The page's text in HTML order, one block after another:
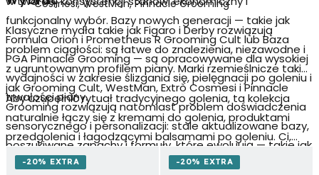
funkcjonalny wybór. Bazy nowych generacji — takie jak
Formula Orion i Prometheus R Grooming Cult lub Baza
PGA Pinnacle Grooming — są opracowywane dla wysokiej
wydajności w zakresie ślizgania się, pielęgnacji po goleniu i
trwałości piany.
Cosmesi, WestMan, Pinnacle Grooming
Klasyczne mydła takie jak Figaro i Derby rozwiązują
problem ciągłości: są łatwe do znalezienia, niezawodne i
z ugruntowanym profilem piany. Marki rzemieślnicze takie
jak Grooming Cult, WestMan, Extrò Cosmesi i Pinnacle
Grooming rozwiązują natomiast problem doświadczenia
sensorycznego i personalizacji: stale aktualizowane bazy,
poszukiwane zapachy i formuły, które ewoluują — takie jak
nowaBaza Nirvana WestMan lubBaza PGAPinnacle
Aby uzupełnić rytuał tradycyjnego golenia, ta kolekcja
naturalnie łączy się z kremami do golenia, produktami
przedgolenia i łagodzącymi balsamami po goleniu. Ci,
którzy chcą pogłębić pielęgnację twarzy, znajdą w sekcji
-20% EXTRA -20% EXTRA